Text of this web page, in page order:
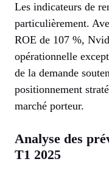
Les indicateurs de
particulièrement.
ROE de 107 %,
opérationnelle
de la demande
positionnement
marché porteur.
Analyse des
T1 2025